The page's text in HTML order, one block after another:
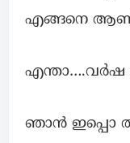
എങ്ങനെ ആണ്
എന്താ….വർഷ
ഞാൻ ഇപ്പൊ